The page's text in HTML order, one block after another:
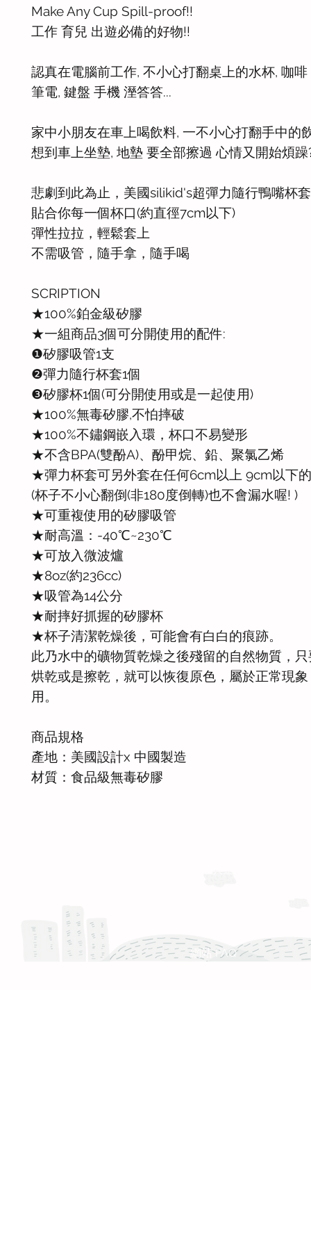
Make Any Cup Spill-proof!!
工作 育兒 出遊必備的好物!!
認真在電腦前工作, 不小心打翻桌上的水杯, 咖啡
筆電, 鍵盤 手機 溼答答...
家中小朋友在車上喝飲料, 一不小心打翻手中的
想到車上坐墊, 地墊 要全部擦過 心情又開始煩躁
悲劇到此為止，美國silikid's超彈力隨行鴨嘴杯套
貼合你每一個杯口(約直徑7cm以下)
彈性拉拉，輕鬆套上
不需吸管，隨手拿，隨手喝
SCRIPTION
★100%鉑金級矽膠
★一組商品3個可分開使用的配件:
❶矽膠吸管1支
❷彈力隨行杯套1個
❸矽膠杯1個(可分開使用或是一起使用)
★100%無毒矽膠,不怕摔破
★100%不鏽鋼嵌入環，杯口不易變形
★不含BPA(雙酚A)、酚甲烷、鉛、聚氯乙烯
★彈力杯套可另外套在任何6cm以上 9cm以下
(杯子不小心翻倒(非180度倒轉)也不會漏水喔! )
★可重複使用的矽膠吸管
★耐高溫：-40℃~230℃
★可放入微波爐
★8oz(約236cc)
★吸管為14公分
★耐摔好抓握的矽膠杯
★杯子清潔乾燥後，可能會有白白的痕跡。
此乃水中的礦物質乾燥之後殘留的自然物質，
烘乾或是擦乾，就可以恢復原色，屬於正常現
用。
商品規格
產地：美國設計x 中國製造
材質：食品級無毒矽膠
網站 FAQ